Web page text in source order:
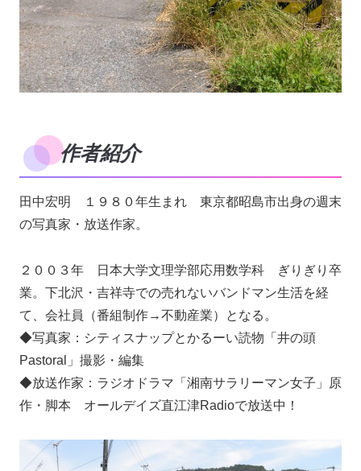
作者紹介
田中宏明 １９８０年生まれ 東京都昭島市出身の週末
の写真家・放送作家。
２００３年 日本大学文理学部応用数学科 ぎりぎり卒
業。下北沢・吉祥寺での売れないバンドマン生活を経
て、会社員（番組制作→不動産業）となる。
◆写真家：シティスナップとかるーい読物「井の頭
Pastoral」撮影・編集
◆放送作家：ラジオドラマ「湘南サラリーマン女子」原
作・脚本 オールデイズ直江津Radioで放送中！